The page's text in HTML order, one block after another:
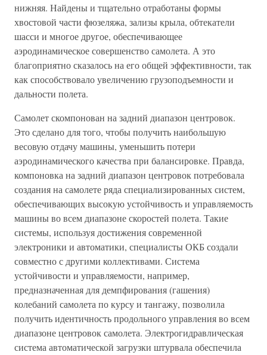
нижняя. Найдены и тщательно отработаны формы
хвостовой части фюзеляжа, зализы крыла, обтекатели
шасси и многое другое, обеспечивающее
аэродинамическое совершенство самолета. А это
благоприятно сказалось на его общей эффективности, так
как способствовало увеличению грузоподъемности и
дальности полета.
Самолет скомпонован на задний диапазон центровок.
Это сделано для того, чтобы получить наибольшую
весовую отдачу машины, уменьшить потери
аэродинамического качества при балансировке. Правда,
компоновка на задний диапазон центровок потребовала
создания на самолете ряда специализированных систем,
обеспечивающих высокую устойчивость и управляемость
машины во всем диапазоне скоростей полета. Такие
системы, используя достижения современной
электроники и автоматики, специалисты ОКБ создали
совместно с другими коллективами. Система
устойчивости и управляемости, например,
предназначенная для демпфирования (гашения)
колебаний самолета по курсу и тангажу, позволила
получить идентичность продольного управления во всем
диапазоне центровок самолета. Электрогидравлическая
система автоматической загрузки штурвала обеспечила